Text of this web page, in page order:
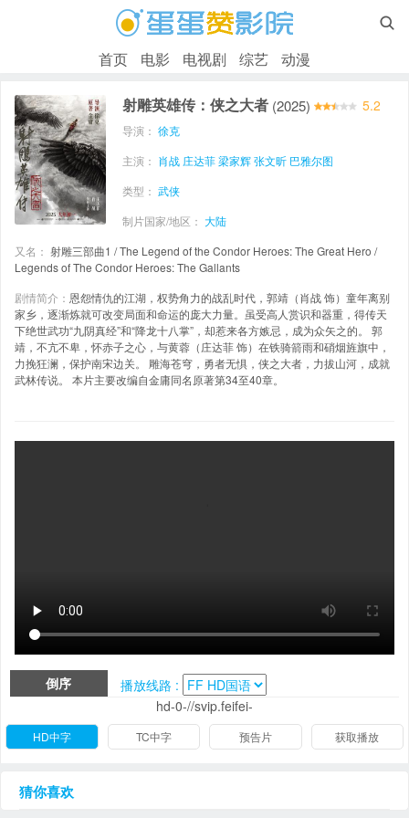

首页 电影 电视剧 综艺 动漫
射雕英雄传：侠之大者 (2025) 5.2
导演： 徐克
主演： 肖战 庄达菲梁家辉张文昕 巴雅尔图
类型： 武侠
制片国家/地区： 大陆
又名： 射雕三部曲1 / The Legend of the Condor Heroes: The Great Hero /
Legends of The Condor Heroes: The Gallants
剧情简介： 恩怨情仇的江湖，权势角力的战乱时代，郭靖（肖战 饰）童年离别
家乡，逐渐炼就可改变局面和命运的庞大力量。虽受高人赏识和器重，得传天
下绝世武功“九阴真经”和“降龙十八掌”，却惹来各方嫉忌，成为众矢之的。 郭
靖，不亢不卑，怀赤子之心，与黄蓉（庄达菲 饰）在铁骑箭雨和硝烟旌旗中，
力挽狂澜，保护南宋边关。 雕海苍穹，勇者无惧，侠之大者，力拔山河，成就
武林传说。 本片主要改编自金庸同名原著第34至40章。
倒序
播放线路 :
hd-0-//svip.feifei-
HD中字 TC中字 预告片 获取播放
猜你喜欢